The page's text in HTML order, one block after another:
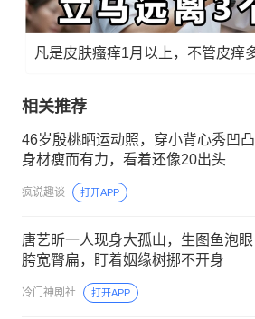
相关推荐
46岁殷桃晒运动照，穿小背心秀凹凸
身材瘦而有力，看着还像20出头
疯说趣谈 打开APP
唐艺昕一人现身大孤山，生图鱼泡眼
胯宽臀扁，盯着姻缘树挪不开身
冷门神剧社 打开APP